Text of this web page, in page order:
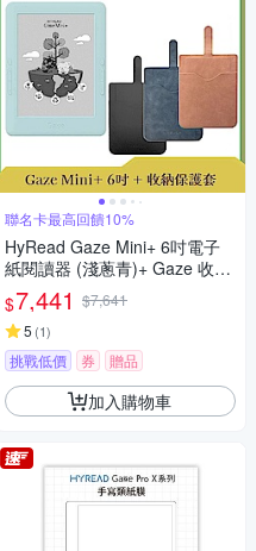
聯名卡最高回饋10%
HyRead Gaze Mini+ 6吋電子
紙閱讀器 (淺蔥青)+ Gaze 收納
保護套 (組合)
$7,441 $7,641
5 (1)
挑戰低價 券 贈品
加入購物車